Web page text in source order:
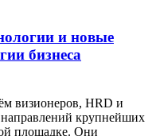
и новые
бизнеса
визионеров, HRD и
крупнейших
площадке. Они